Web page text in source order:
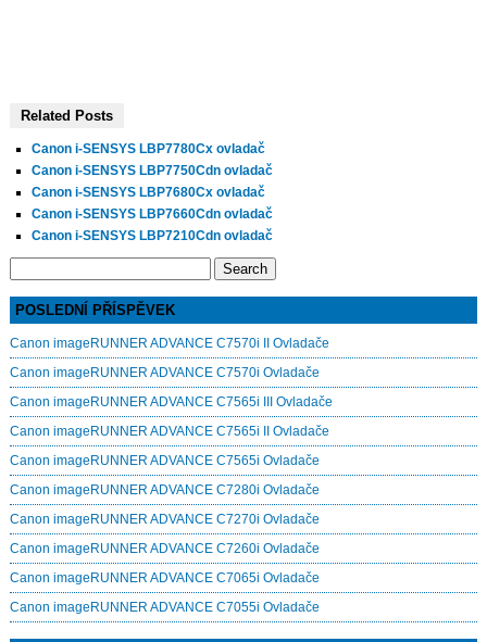
Related Posts
Canon i-SENSYS LBP7780Cx ovladač
Canon i-SENSYS LBP7750Cdn ovladač
Canon i-SENSYS LBP7680Cx ovladač
Canon i-SENSYS LBP7660Cdn ovladač
Canon i-SENSYS LBP7210Cdn ovladač
POSLEDNÍ PŘÍSPĚVEK
Canon imageRUNNER ADVANCE C7570i II Ovladače
Canon imageRUNNER ADVANCE C7570i Ovladače
Canon imageRUNNER ADVANCE C7565i III Ovladače
Canon imageRUNNER ADVANCE C7565i II Ovladače
Canon imageRUNNER ADVANCE C7565i Ovladače
Canon imageRUNNER ADVANCE C7280i Ovladače
Canon imageRUNNER ADVANCE C7270i Ovladače
Canon imageRUNNER ADVANCE C7260i Ovladače
Canon imageRUNNER ADVANCE C7065i Ovladače
Canon imageRUNNER ADVANCE C7055i Ovladače